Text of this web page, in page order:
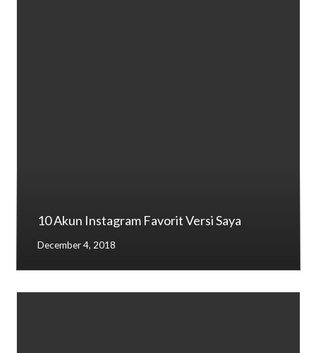
10 Akun Instagram Favorit Versi Saya
December 4, 2018